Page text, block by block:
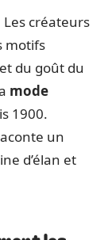
créateurs
motifs
du goût du
mode
1900.
un
d’élan et